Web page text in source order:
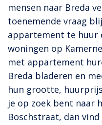
mensen naar Breda
toenemende vraag
appartement te huur
woningen op
met appartement
Breda bladeren en
hun grootte,
je op zoek bent naar
Boschstraat, dan vind